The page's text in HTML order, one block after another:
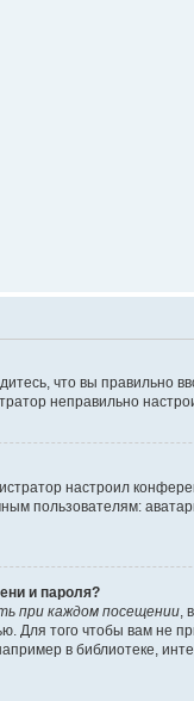
что вы
неправильно
настроил
пользователям:
и пароля?
при каждом посещении ,
Для того чтобы вам
в библиотеке,